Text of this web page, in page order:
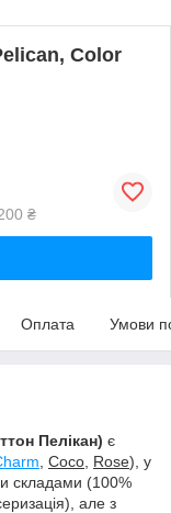
Color
₴
Оплата Умови
Пелікан) є
Coco Rose), у
складами (100%
але з